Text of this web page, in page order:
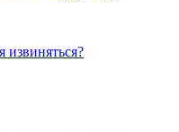
извиняться?